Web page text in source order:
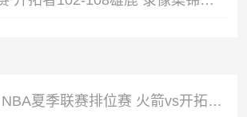
07月22日 NBA夏季联赛排位赛 火箭vs开拓者 全场录像回放